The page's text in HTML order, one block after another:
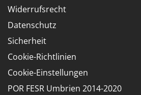
Widerrufsrecht
Datenschutz
Sicherheit
Cookie-Richtlinien
Cookie-Einstellungen
POR FESR Umbrien 2014-2020